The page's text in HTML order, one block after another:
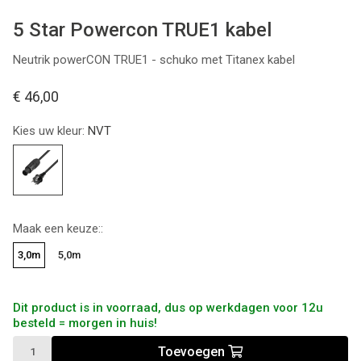
5 Star Powercon TRUE1 kabel
Neutrik powerCON TRUE1 - schuko met Titanex kabel
€ 46,00
Kies uw kleur: NVT
Maak een keuze::
3,0m 5,0m
Dit product is in voorraad, dus op werkdagen voor 12u
besteld = morgen in huis!
Toevoegen